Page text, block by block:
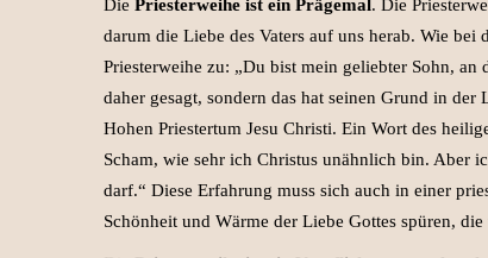
Die Priesterweihe ist ein Prägemal. Die
darum die Liebe des Vaters auf uns herab. Wie
Priesterweihe zu: „Du bist mein geliebter Sohn,
daher gesagt, sondern das hat seinen Grund in
Hohen Priestertum Jesu Christi. Ein Wort des
Scham, wie sehr ich Christus unähnlich bin. Aber
darf.“ Diese Erfahrung muss sich auch in einer
Schönheit und Wärme der Liebe Gottes spüren,